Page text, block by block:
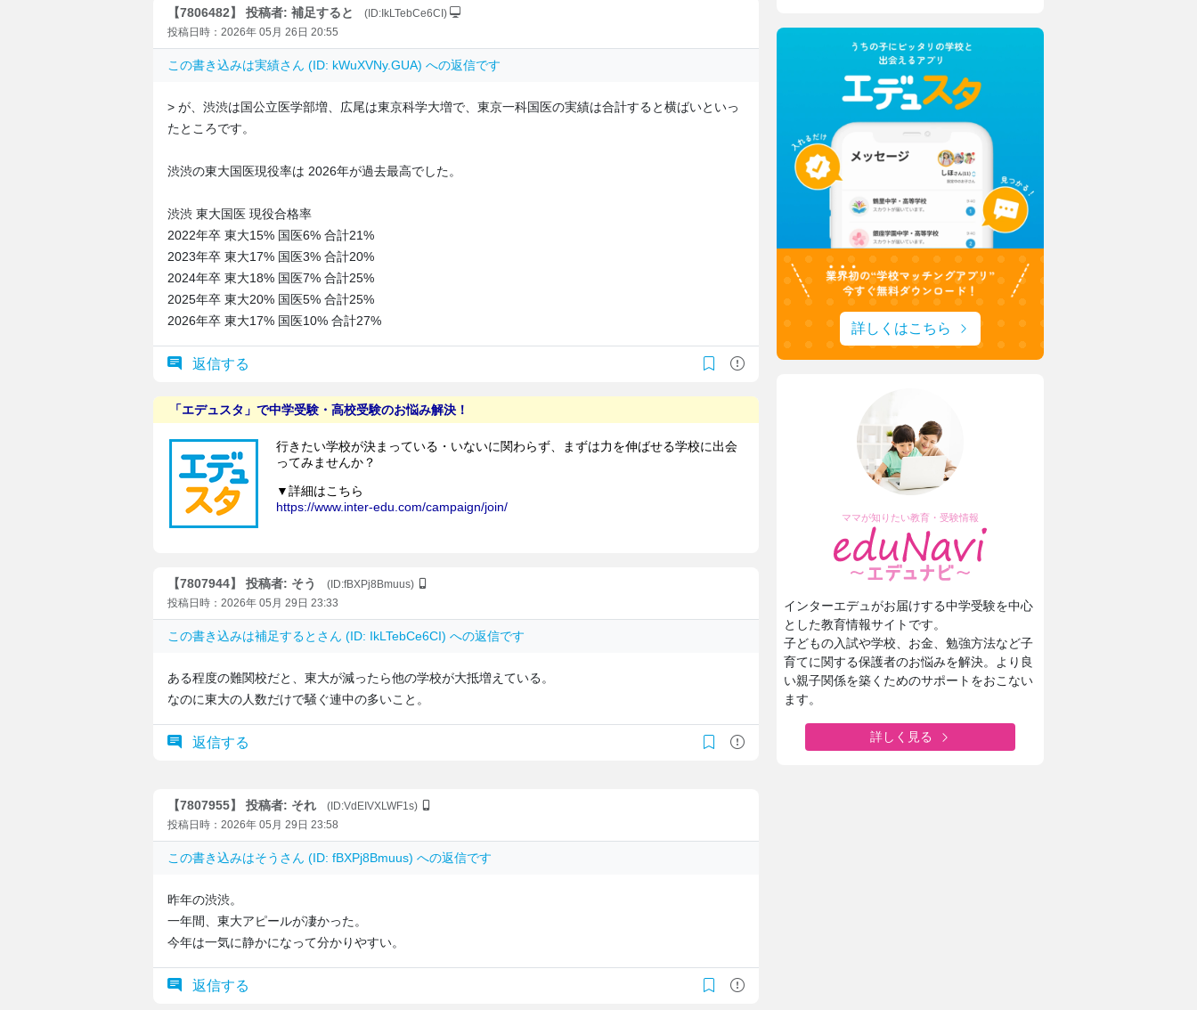
【7806482】 投稿者: 補足すると
(ID:IkLTebCe6CI)
投稿日時：2026年 05月 26日 20:55
この書き込みは実績さん (ID: kWuXVNy.GUA) への返信です
> が、渋渋は国公立医学部増、広尾は東京科学大増で、東京一科国医の実績は合計すると横ばいといっ
たところです。
渋渋の東大国医現役率は 2026年が過去最高でした。
渋渋 東大国医 現役合格率
2022年卒 東大15% 国医6% 合計21%
2023年卒 東大17% 国医3% 合計20%
2024年卒 東大18% 国医7% 合計25%
2025年卒 東大20% 国医5% 合計25%
2026年卒 東大17% 国医10% 合計27%
返信する
【7807944】 投稿者: そう
(ID:fBXPj8Bmuus)
投稿日時：2026年 05月 29日 23:33
この書き込みは補足すると さん (ID: IkLTebCe6CI) への返信です
ある程度の難関校だと、東大が減ったら他の学校が大抵増えている。
なのに東大の人数だけで騒ぐ連中の多いこと。
返信する
【7807955】 投稿者: それ
(ID:VdEIVXLWF1s)
投稿日時：2026年 05月 29日 23:58
この書き込みはそう さん (ID: fBXPj8Bmuus) への返信です
昨年の渋渋。
一年間、東大アピールが凄かった。
今年は一気に静かになって分かりやすい。
返信する
詳しくはこちら
ママが知りたい教育・受験情報
インターエデュがお届けする中学受験を中心
とした教育情報サイトです。
子どもの入試や学校、お金、勉強方法など子
育てに関する保護者のお悩みを解決。より良
い親子関係を築くためのサポートをおこない
ます。
詳しく見る